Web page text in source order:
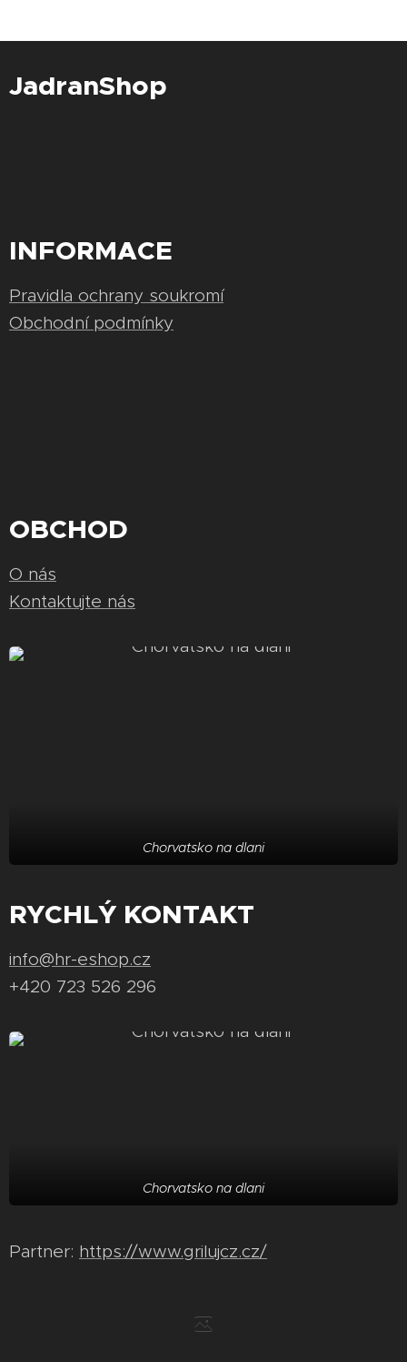
JadranShop
INFORMACE
Pravidla ochrany soukromí
Obchodní podmínky
OBCHOD
O nás
Kontaktujte nás
Chorvatsko na dlani
RYCHLÝ KONTAKT
info@hr-eshop.cz
+420 723 526 296
Chorvatsko na dlani
Partner: https://www.grilujcz.cz/